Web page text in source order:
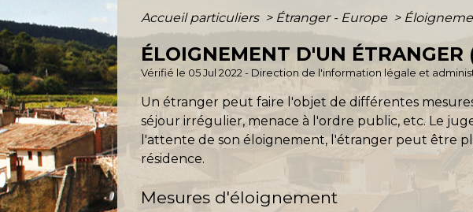
Accueil particuliers > Étranger - Europe >
ÉLOIGNEMENT D'UN ÉTRANGER
Vérifié le 05 Jul 2022 - Direction de l'information légale et
Un étranger peut faire l'objet de différentes
séjour irrégulier, menace à l'ordre public, etc. Le
l'attente de son éloignement, l'étranger peut être
résidence.
Mesures d'éloignement